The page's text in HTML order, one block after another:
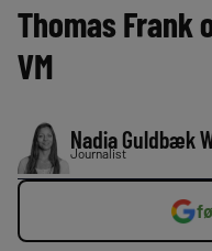
Thomas Frank
VM
Nadia Guldbæk
Journalist